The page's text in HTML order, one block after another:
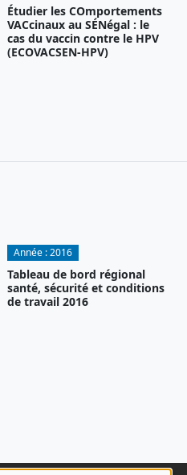
Étudier les COmportements
VACcinaux au SÉNégal : le
cas du vaccin contre le HPV
(ECOVACSEN-HPV)
Année :2016
Tableau de bord régional
santé, sécurité et conditions
de travail 2016